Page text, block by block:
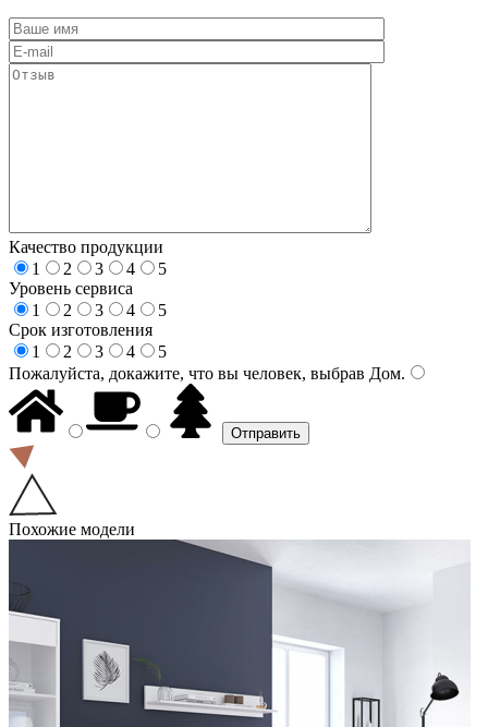
Качество продукции
1
2 3 4
5
Уровень сервиса
1
2 3 4
5
Срок изготовления
1
2 3 4
5
Пожалуйста, докажите, что вы человек, выбрав Дом.
Похожие модели